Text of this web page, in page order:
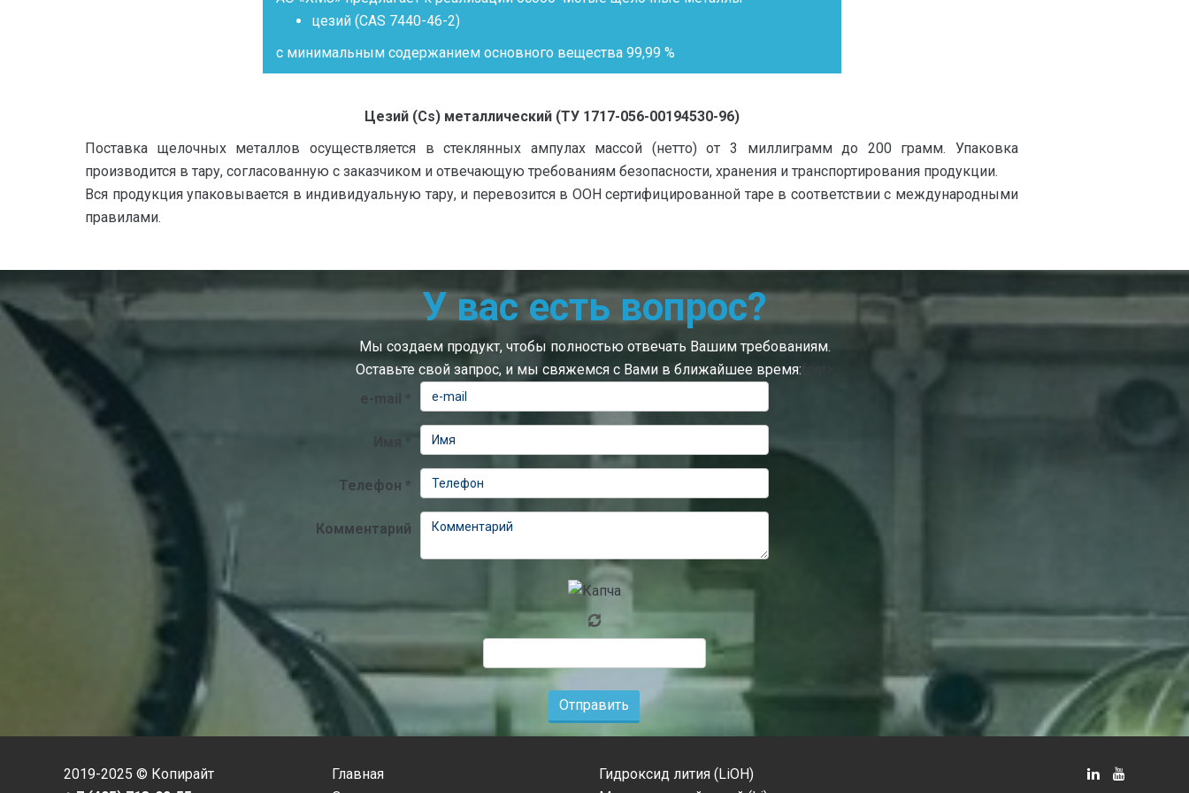
цезий (CAS 7440-46-2)
с минимальным содержанием основного вещества 99,99 %
Цезий (Cs) металлический (ТУ 1717-056-00194530-96)
Поставка щелочных металлов осуществляется в стеклянных ампулах массой (нетто) от 3 миллиграмм до 200 грамм. Упаковка
производится в тару, согласованную с заказчиком и отвечающую требованиям безопасности, хранения и транспортирования продукции.
Вся продукция упаковывается в индивидуальную тару, и перевозится в ООН сертифицированной таре в соответствии с международными
правилами.
У вас есть вопрос?
Мы создаем продукт, чтобы полностью отвечать Вашим требованиям.
Оставьте свой запрос, и мы свяжемся с Вами в ближайшее время:
e-mail *
Телефон *
Комментарий
Отправить
2019-2025 © Копирайт
Главная
Гидроксид лития (LiOH)